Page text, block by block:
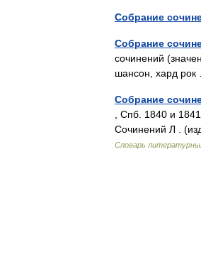
Собрание
Собрание
сочинений
шансон, хард
Собрание
, Спб. 1840 и
Сочинений Л .
Словарь